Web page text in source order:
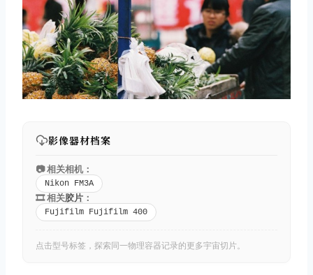
影像器材档案
📷 相关相机：
Nikon FM3A
🎞️ 相关胶片 ：
Fujifilm Fujifilm 400
点击型号标签，探索同一物理容器记录的更多宇宙切片。